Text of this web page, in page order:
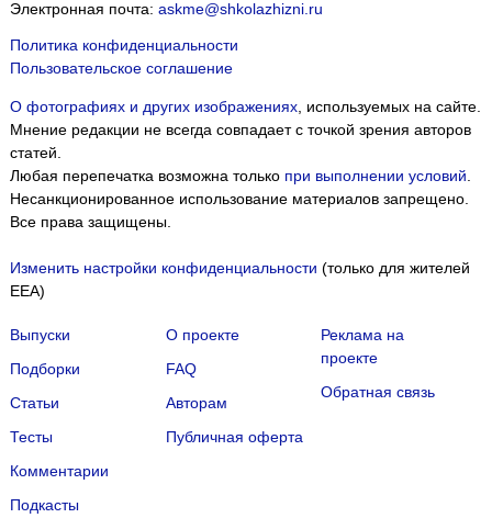
Электронная почта: askme@shkolazhizni.ru
Политика конфиденциальности
Пользовательское соглашение
О фотографиях и других изображениях, используемых на сайте.
Мнение редакции не всегда совпадает с точкой зрения авторов
статей.
Любая перепечатка возможна только при выполнении условий.
Несанкционированное использование материалов запрещено.
Все права защищены.
Изменить настройки конфиденциальности (только для жителей
EEA)
Выпуски
Подборки
Статьи
Тесты
Комментарии
Подкасты
О проекте
FAQ
Авторам
Публичная оферта
Реклама на
проекте
Обратная связь